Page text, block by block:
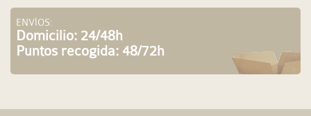
ENVÍOS:
Domicilio: 24/48h
Puntos recogida: 48/72h